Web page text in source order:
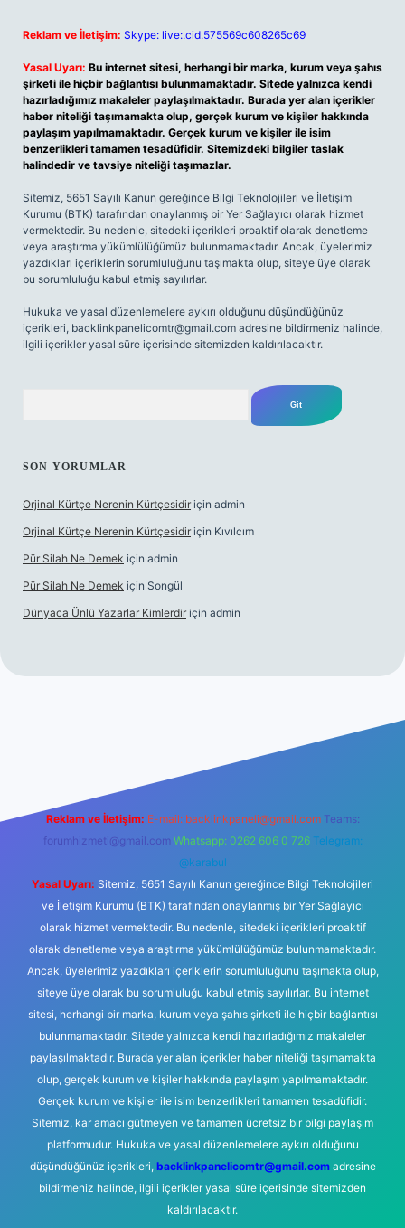
Reklam ve İletişim: Skype: live:.cid.575569c608265c69
Yasal Uyarı: Bu internet sitesi, herhangi bir marka, kurum veya şahıs
şirketi ile hiçbir bağlantısı bulunmamaktadır. Sitede yalnızca kendi
hazırladığımız makaleler paylaşılmaktadır. Burada yer alan içerikler
haber niteliği taşımamakta olup, gerçek kurum ve kişiler hakkında
paylaşım yapılmamaktadır. Gerçek kurum ve kişiler ile isim
benzerlikleri tamamen tesadüfidir. Sitemizdeki bilgiler taslak
halindedir ve tavsiye niteliği taşımazlar.
Sitemiz, 5651 Sayılı Kanun gereğince Bilgi Teknolojileri ve İletişim
Kurumu (BTK) tarafından onaylanmış bir Yer Sağlayıcı olarak hizmet
vermektedir. Bu nedenle, sitedeki içerikleri proaktif olarak denetleme
veya araştırma yükümlülüğümüz bulunmamaktadır. Ancak, üyelerimiz
yazdıkları içeriklerin sorumluluğunu taşımakta olup, siteye üye olarak
bu sorumluluğu kabul etmiş sayılırlar.
Hukuka ve yasal düzenlemelere aykırı olduğunu düşündüğünüz
içerikleri, backlinkpanelicomtr@gmail.com adresine bildirmeniz halinde,
ilgili içerikler yasal süre içerisinde sitemizden kaldırılacaktır.
SON YORUMLAR
Orjinal Kürtçe Nerenin Kürtçesidir için admin
Orjinal Kürtçe Nerenin Kürtçesidir için Kıvılcım
Pür Silah Ne Demek için admin
Pür Silah Ne Demek için Songül
Dünyaca Ünlü Yazarlar Kimlerdir için admin
Reklam ve İletişim: E-mail: backlinkpaneli@gmail.com Teams:
forumhizmeti@gmail.com Whatsapp: 0262 606 0 726 Telegram:
@karabul
Yasal Uyarı: Sitemiz, 5651 Sayılı Kanun gereğince Bilgi Teknolojileri
ve İletişim Kurumu (BTK) tarafından onaylanmış bir Yer Sağlayıcı
olarak hizmet vermektedir. Bu nedenle, sitedeki içerikleri proaktif
olarak denetleme veya araştırma yükümlülüğümüz bulunmamaktadır.
Ancak, üyelerimiz yazdıkları içeriklerin sorumluluğunu taşımakta olup,
siteye üye olarak bu sorumluluğu kabul etmiş sayılırlar. Bu internet
sitesi, herhangi bir marka, kurum veya şahıs şirketi ile hiçbir bağlantısı
bulunmamaktadır. Sitede yalnızca kendi hazırladığımız makaleler
paylaşılmaktadır. Burada yer alan içerikler haber niteliği taşımamakta
olup, gerçek kurum ve kişiler hakkında paylaşım yapılmamaktadır.
Gerçek kurum ve kişiler ile isim benzerlikleri tamamen tesadüfidir.
Sitemiz, kar amacı gütmeyen ve tamamen ücretsiz bir bilgi paylaşım
platformudur. Hukuka ve yasal düzenlemelere aykırı olduğunu
düşündüğünüz içerikleri, backlinkpanelicomtr@gmail.comadresine
bildirmeniz halinde, ilgili içerikler yasal süre içerisinde sitemizden
kaldırılacaktır.